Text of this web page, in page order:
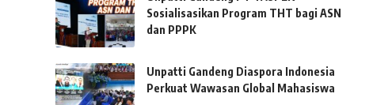
Sosialisasikan Program THT bagi ASN
dan PPPK
Unpatti Gandeng Diaspora Indonesia
Perkuat Wawasan Global Mahasiswa